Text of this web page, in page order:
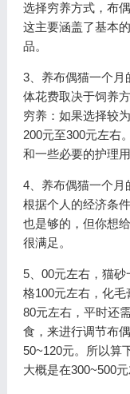
选择穷养方式，布
这主要涵盖了基本
品。
3、养布偶猫一个月
体花费取决于饲养
穷养：如果选择较
200元至300元左右
和一些必要的护理用
4、养布偶猫一个月
根据个人的经济条
也是够的，但你想
很满足。
5、00元左右，猫
格100元左右，化
80元左右，平时还
食，来进行调节布
50~120元。所以算
大概是在300~500元